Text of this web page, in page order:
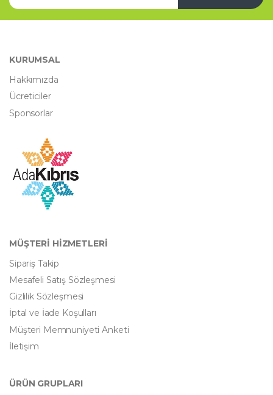
KURUMSAL
Hakkımızda
Ücreticiler
Sponsorlar
MÜŞTERİ HİZMETLERİ
Sipariş Takip
Mesafeli Satış Sözleşmesi
Gizlilik Sözleşmesi
İptal ve İade Koşulları
Müşteri Memnuniyeti Anketi
İletişim
ÜRÜN GRUPLARI